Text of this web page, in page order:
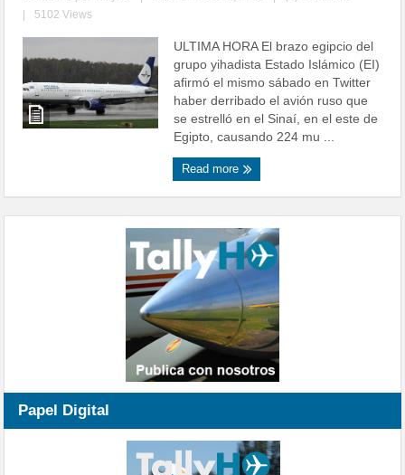
5102 Views
ULTIMA HORA El brazo egipcio del
grupo yihadista Estado Islámico (EI)
afirmó el mismo sábado en Twitter
haber derribado el avión ruso que
se estrelló en el Sinaí, en el este de
Egipto, causando 224 mu ...
Read more
Papel Digital